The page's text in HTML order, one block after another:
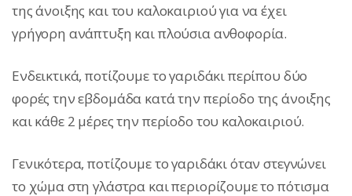
της άνοιξης και του καλοκαιριού για να έχει
γρήγορη ανάπτυξη και πλούσια ανθοφορία.
Ενδεικτικά, ποτίζουμε το γαριδάκι περίπου δύο
φορές την εβδομάδα κατά την περίοδο της άνοιξης
και κάθε 2 μέρες την περίοδο του καλοκαιριού.
Γενικότερα, ποτίζουμε το γαριδάκι όταν στεγνώνει
το χώμα στη γλάστρα και περιορίζουμε το πότισμα